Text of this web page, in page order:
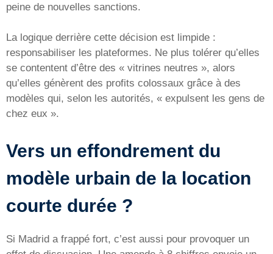
peine de nouvelles sanctions.
La logique derrière cette décision est limpide :
responsabiliser les plateformes. Ne plus tolérer qu’elles
se contentent d’être des « vitrines neutres », alors
qu’elles génèrent des profits colossaux grâce à des
modèles qui, selon les autorités, « expulsent les gens de
chez eux ».
Vers un effondrement du
modèle urbain de la location
courte durée ?
Si Madrid a frappé fort, c’est aussi pour provoquer un